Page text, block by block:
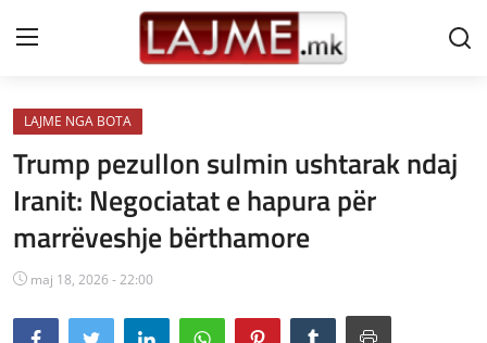
Shtëpi
LAJME MAQEDONI
SHQIPERI
KOSOVA
LAJME NGA BOTA
LAJME NGA BOTA
Trump pezullon sulmin ushtarak ndaj
Iranit: Negociatat e hapura për
marrëveshje bërthamore
maj 18, 2026 - 22:00